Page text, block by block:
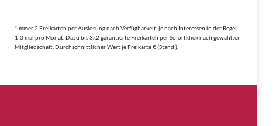
*Immer 2 Freikarten per Auslosung nach Verfügbarkeit, je nach Interessen in der Regel
1-3 mal pro Monat. Dazu bis 3x2 garantierte Freikarten per Sofortklick nach gewählter
Mitgliedschaft. Durchschnittlicher Wert je Freikarte € (Stand ).